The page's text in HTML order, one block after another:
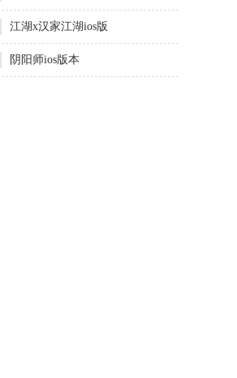
江湖x汉家江湖ios版
阴阳师ios版本